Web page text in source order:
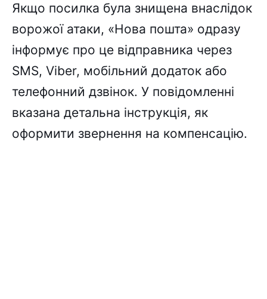
Якщо посилка була знищена внаслідок
ворожої атаки, «Нова пошта» одразу
інформує про це відправника через
SMS, Viber, мобільний додаток або
телефонний дзвінок. У повідомленні
вказана детальна інструкція, як
оформити звернення на компенсацію.